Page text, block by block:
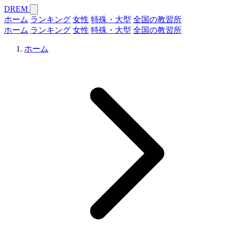
DREM
ホーム ランキング 女性 特殊・大型 全国の教習所
ホーム ランキング 女性 特殊・大型 全国の教習所
ホーム